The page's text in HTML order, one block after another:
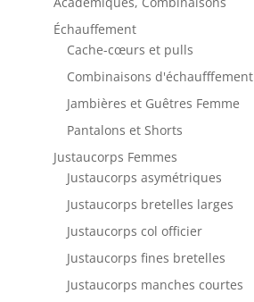
Échauffement
Cache-cœurs et pulls
Combinaisons d'échaufffement
Jambières et Guêtres Femme
Pantalons et Shorts
Justaucorps Femmes
Justaucorps asymétriques
Justaucorps bretelles larges
Justaucorps col officier
Justaucorps fines bretelles
Justaucorps manches courtes